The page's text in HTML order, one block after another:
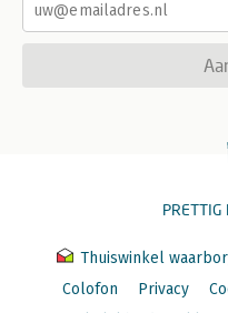
Thuiswinkel
Colofon
Privacy